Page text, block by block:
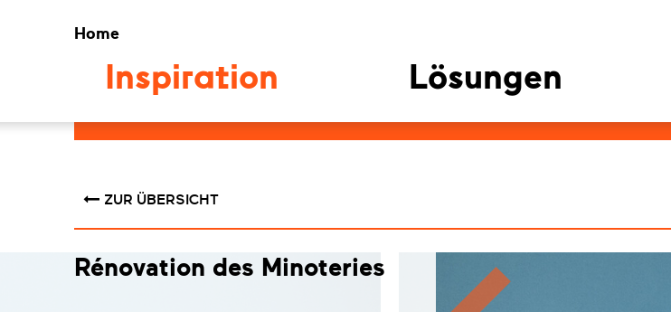
Home
Inspiration Lösungen
ZUR ÜBERSICHT
Rénovation des Minoteries